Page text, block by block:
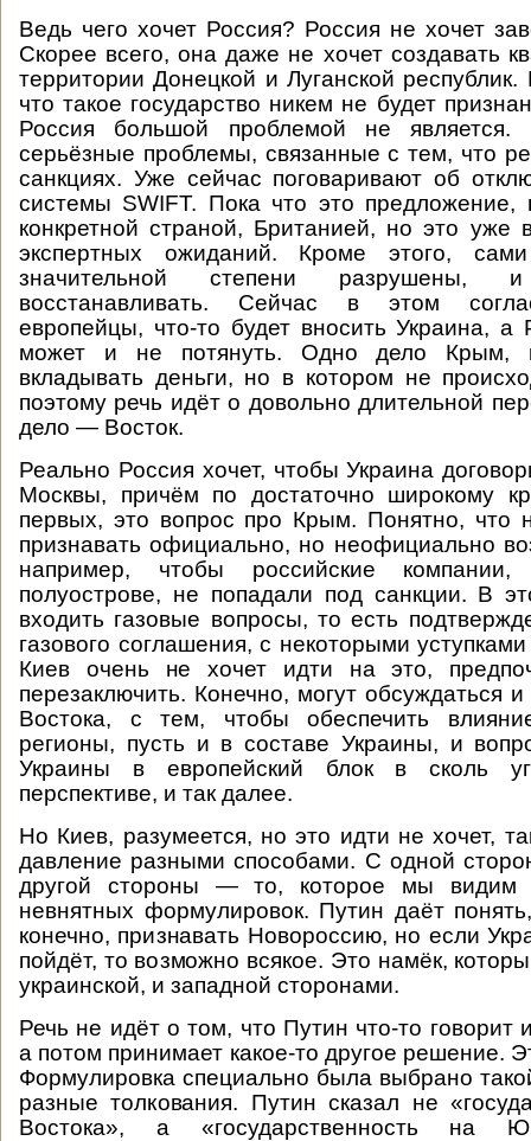
Ведь чего хочет Россия? Россия не хочет
Скорее всего, она даже не хочет создавать
территории Донецкой и Луганской
что такое государство никем не будет
Россия большой проблемой не
серьёзные проблемы, связанные с тем, что
санкциях. Уже сейчас поговаривают об
системы SWIFT. Пока что это предложение,
конкретной страной, Британией, но это
экспертных ожиданий. Кроме этого,
значительной степени разрушены,
восстанавливать. Сейчас в этом
европейцы, что-то будет вносить Украина, а
может и не потянуть. Одно дело Крым,
вкладывать деньги, но в котором не
поэтому речь идёт о довольно длительной
дело — Восток.
Реально Россия хочет, чтобы Украина
Москвы, причём по достаточно широкому
первых, это вопрос про Крым. Понятно, что
признавать официально, но неофициально
например, чтобы российские
полуострове, не попадали под санкции. В
входить газовые вопросы, то есть
газового соглашения, с некоторыми
Киев очень не хочет идти на это,
перезаключить. Конечно, могут обсуждаться
Востока, с тем, чтобы обеспечить
регионы, пусть и в составе Украины, и
Украины в европейский блок в сколь
перспективе, и так далее.
Но Киев, разумеется, но это идти не хочет,
давление разными способами. С одной
другой стороны — то, которое мы видим
невнятных формулировок. Путин даёт
конечно, признавать Новороссию, но если
пойдёт, то возможно всякое. Это намёк,
украинской, и западной сторонами.
Речь не идёт о том, что Путин что-то говорит
а потом принимает какое-то другое решение.
Формулировка специально была выбрано
разные толкования. Путин сказал не
Востока», а «государственность на